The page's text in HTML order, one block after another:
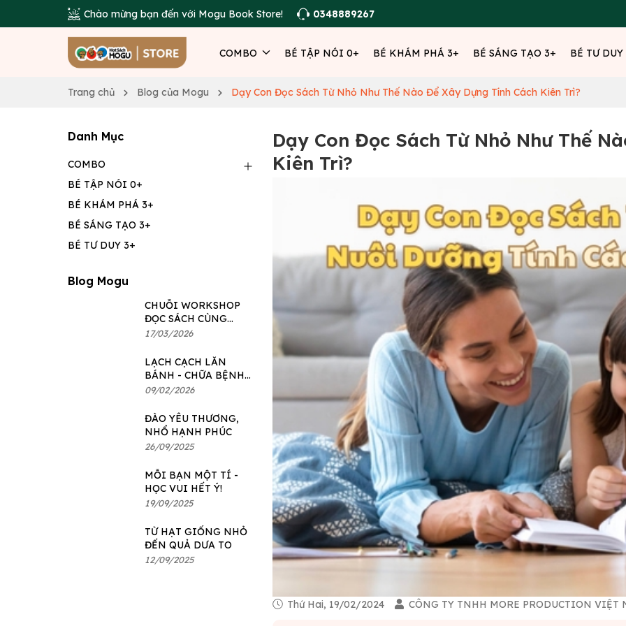
Chào mừng bạn đến với Mogu Book Store! 0348889267
COMBO BÉ TẬP NÓI 0+ BÉ KHÁM PHÁ 3+ BÉ SÁNG TẠO 3+ BÉ TƯ DUY
Trang chủ Blog của Mogu Dạy Con Đọc Sách Từ Nhỏ Như Thế Nào Để Xây Dựng Tính Cách Kiên Trì?
Dạy Con Đọc Sách Từ Nhỏ Như Thế
Kiên Trì?
Thứ Hai, 19/02/2024 CÔNG TY TNHH MORE PRODUCTION VIỆT
Danh Mục
COMBO
BÉ TẬP NÓI 0+
BÉ KHÁM PHÁ 3+
BÉ SÁNG TẠO 3+
BÉ TƯ DUY 3+
Blog Mogu
CHUỖI WORKSHOP
ĐỌC SÁCH CÙNG
MOGU x VINSCHOOL
17/03/2026
LẠCH CẠCH LĂN
BÁNH - CHỮA BỆNH
SIÊU NHANH!
09/02/2026
ĐÀO YÊU THƯƠNG,
NHỔ HẠNH PHÚC
26/09/2025
MỖI BẠN MỘT TÍ -
HỌC VUI HẾT Ý!
19/09/2025
TỪ HẠT GIỐNG NHỎ
ĐẾN QUẢ DƯA TO
12/09/2025